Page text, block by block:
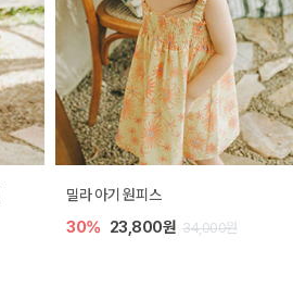
엘로디 니트 아기 뷔스티에
40% 16,200원 27,000원